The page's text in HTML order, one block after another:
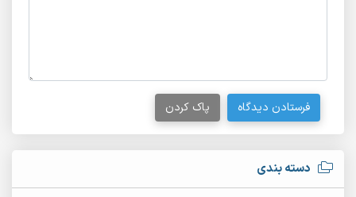
دسته بندی
فرستادن دیدگاه پاک کردن